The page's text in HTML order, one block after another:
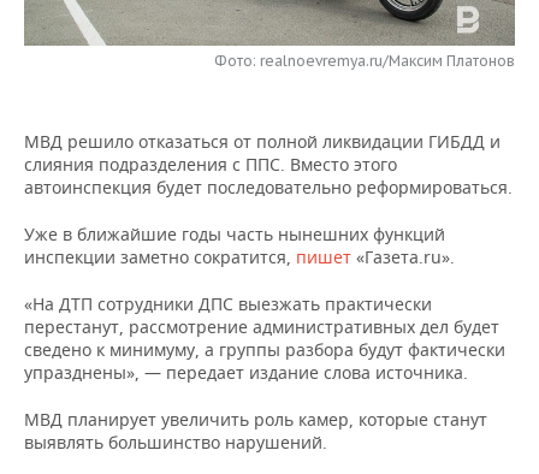
НЕФТЕХИМИЯ
ЭНЕРГЕТИКА
РОЗНИЧНАЯ ТОРГОВЛЯ
УСЛУГИ
НОВОСТИ ТЕХНОЛОГИЙ
МЕДИА
МЕРОПРИЯТИЯ
ВЫЕЗДНАЯ РЕДАКЦИЯ
ONLINE-КОНФЕРЕНЦИИ
ОТКРЫТАЯ ЛЕКЦИЯ
НОВОСТИ СПОРТА
ХОККЕЙ
БАСКЕТБОЛ
ВОЛЕЙБОЛ
КИБЕРСПОРТ
ОБЩЕСТВО
ВЛАСТЬ
ИНФРАСТРУКТУРА
ИСТОРИЯ
КУЛЬТУРА
СЮЖЕТЫ
СПРАВОЧНИК
СПИСОК ПЕРСОН
СПИСОК КОМПАНИЙ
ПОЛНАЯ ВЕРСИЯ
Фото: realnoevremya.ru/Максим Платонов
МВД решило отказаться от полной ликвидации ГИБДД и
слияния подразделения с ППС. Вместо этого
автоинспекция будет последовательно реформироваться.
Уже в ближайшие годы часть нынешних функций
инспекции заметно сократится, пишет «Газета.ru».
«На ДТП сотрудники ДПС выезжать практически
перестанут, рассмотрение административных дел будет
сведено к минимуму, а группы разбора будут фактически
упразднены», — передает издание слова источника.
МВД планирует увеличить роль камер, которые станут
выявлять большинство нарушений.